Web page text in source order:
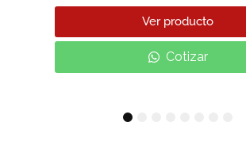
Ver producto
Cotizar
4